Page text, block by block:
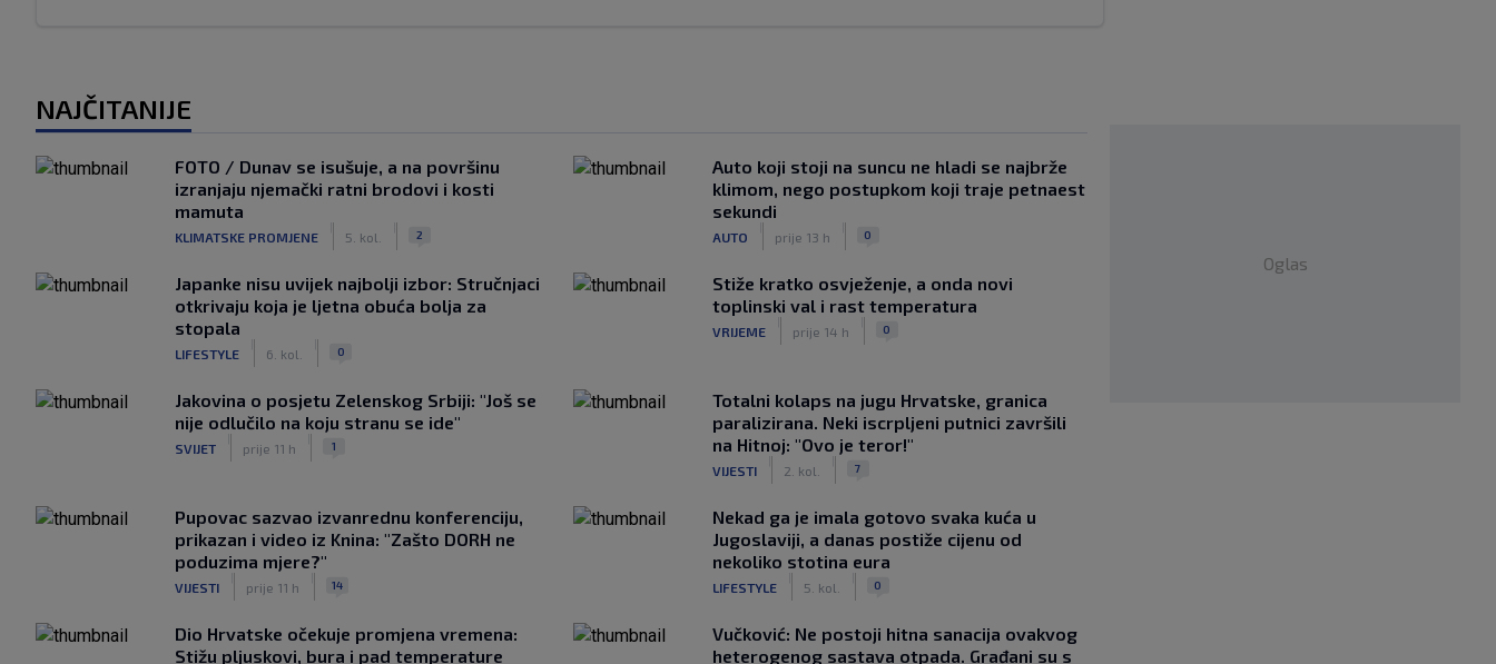
NAJČITANIJE
FOTO / Dunav se isušuje, a na površinu
izranjaju njemački ratni brodovi i kosti
mamuta
KLIMATSKE PROMJENE 5. kol. 2
Auto koji stoji na suncu ne hladi se najbrže
klimom, nego postupkom koji traje petnaest
sekundi
AUTO prije 13 h 0
Japanke nisu uvijek najbolji izbor: Stručnjaci
otkrivaju koja je ljetna obuća bolja za
stopala
LIFESTYLE 6. kol. 0
Stiže kratko osvježenje, a onda novi
toplinski val i rast temperatura
VRIJEME prije 14 h 0
Jakovina o posjetu Zelenskog Srbiji: "Još se
nije odlučilo na koju stranu se ide"
SVIJET prije 11 h 1
Totalni kolaps na jugu Hrvatske, granica
paralizirana. Neki iscrpljeni putnici završili
na Hitnoj: "Ovo je teror!"
VIJESTI 2. kol. 7
Pupovac sazvao izvanrednu konferenciju,
prikazan i video iz Knina: "Zašto DORH ne
poduzima mjere?"
VIJESTI prije 11 h 14
Nekad ga je imala gotovo svaka kuća u
Jugoslaviji, a danas postiže cijenu od
nekoliko stotina eura
LIFESTYLE 5. kol. 0
Dio Hrvatske očekuje promjena vremena:
Stižu pljuskovi, bura i pad temperature
Vučković: Ne postoji hitna sanacija ovakvog
heterogenog sastava otpada. Građani su s
Oglas